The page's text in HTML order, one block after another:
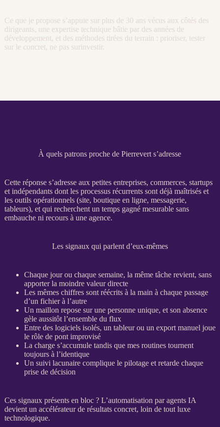
Ce que je propose s’appuie sur plus de 30 ans vécus aux côtés des
dirigeants, une expertise technique bâtie par des années de
développement, et des méthodes tirées du terrain : prioriser, tester
sur le concret, ne pas surinvestir.
À quels patrons proche de Pierrevert s’adresse
Cette réponse s’adresse aux petites entreprises, commerces, startups
et indépendants dont les processusrécurrents sont déjà maîtrisés et
les outils opérationnels(site, boutique en ligne, messagerie,
tableurs), et qui recherchent un temps gagné mesurable sans
embauche ni recours à une agence.
Les signaux qui parlent d’eux-mêmes
Chaque jour ou chaque semaine, la même tâche revient, sans
apporter la moindre valeur directe
Les mêmes chiffres sont réécrits à la main à chaque passage
d’un fichier à l’autre
Un maillon repose sur une personne unique, et son absence
gèle aussitôt l’ensemble du flux
Entre des logiciels isolés, un tableur ou un exportmanuel joue
le rôle de pont improvisé
La charge s’accumule tandis que mes routines tournent
toujours à l’identique
Un suivi lacunaire complique le pilotageet retarde chaque
prise de décision
Ces signaux présents en bloc ? L’automatisation paragents IA
devient un accélérateur de résultats concret, loin de tout luxe
technologique.